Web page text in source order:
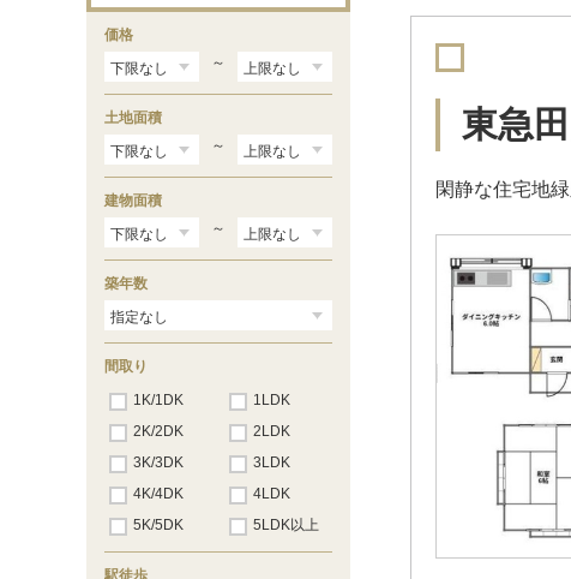
東急
閑静な住宅地
百合丘（1）
王禅寺西（67）
王禅寺東
価格
～
土地面積
～
建物面積
～
築年数
間取り
1K/1DK
1LDK
2K/2DK
2LDK
3K/3DK
3LDK
4K/4DK
4LDK
5K/5DK
5LDK以上
駅徒歩